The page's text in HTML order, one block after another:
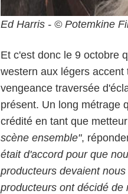
Ed Harris - © Potemkine
Et c'est donc le 9 octobre
western aux légers
vengeance traversée
présent. Un long métrage
crédité en tant que
scène ensemble",
était d'accord pour que
producteurs devaient
producteurs ont décidé de